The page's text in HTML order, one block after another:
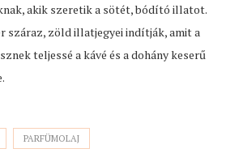
akik szeretik a sötét, bódító illatot.
száraz, zöld illatjegyei indítják, amit a
teljessé a kávé és a dohány keserű
PARFÜMOLAJ